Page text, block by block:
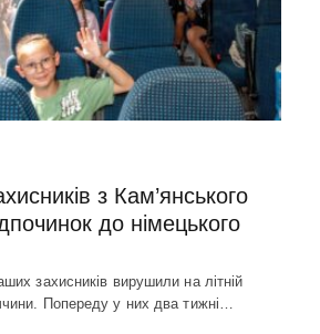
з Кам’янського
до німецького
захисників вирушили на літній
Попереду у них два тижні…